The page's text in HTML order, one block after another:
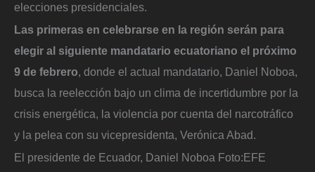
elecciones presidenciales.
Las primeras en celebrarse en la región serán para
elegir al siguiente mandatario ecuatoriano el próximo
9 de febrero, donde el actual mandatario, Daniel Noboa,
busca la reelección bajo un clima de incertidumbre por la
crisis energética, la violencia por cuenta del narcotráfico
y la pelea con su vicepresidenta, Verónica Abad.
El presidente de Ecuador, Daniel Noboa Foto:EFE